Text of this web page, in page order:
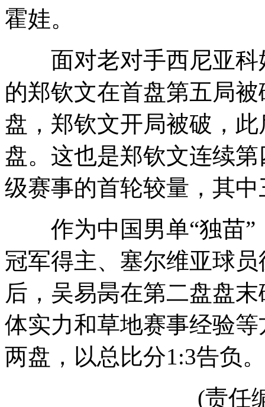
霍娃。
面对老对手西尼亚科
的郑钦文在首盘第五局
盘，郑钦文开局被破，
盘。这也是郑钦文连续
级赛事的首轮较量，其
作为中国男单“独苗”
冠军得主、塞尔维亚球
后，吴易昺在第二盘盘
体实力和草地赛事经验
两盘，以总比分1:3告负
(责任